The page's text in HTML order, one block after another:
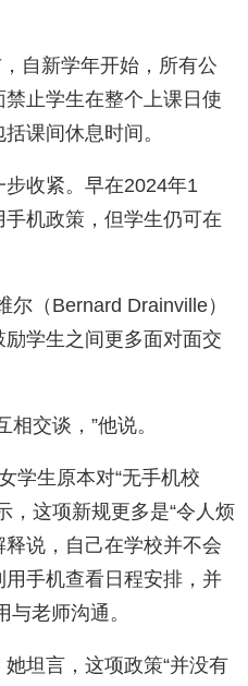
自新学年开始，所有公
止学生在整个上课日使
课间休息时间。
收紧。早在2024年1
机政策，但学生仍可在
尔（Bernard Drainville）
学生之间更多面对面交
交谈，”他说。
学生原本对“无手机校
，这项新规更多是“令人烦
释说，自己在学校并不会
手机查看日程安排，并
老师沟通。
坦言，这项政策“并没有